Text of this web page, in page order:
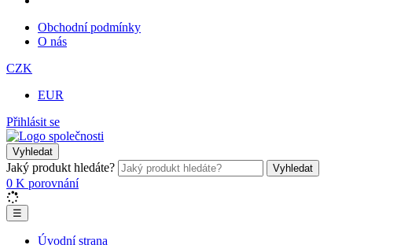
Obchodní podmínky
O nás
CZK
EUR
Přihlásit se
Vyhledat
Jaký produkt hledáte? Vyhledat
0 K porovnání
☰
Úvodní strana